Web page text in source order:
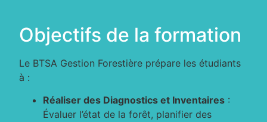
Objectifs de la formation
Le BTSA Gestion Forestière prépare les étudiants
à :
Réaliser des Diagnostics et Inventaires :
Évaluer l’état de la forêt, planifier des